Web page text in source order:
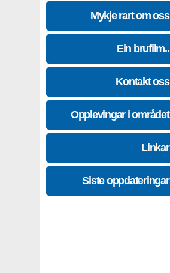
Mykje rart om oss
Ein brufilm..
Kontakt oss
Opplevingar i området
Linkar
Siste oppdateringar